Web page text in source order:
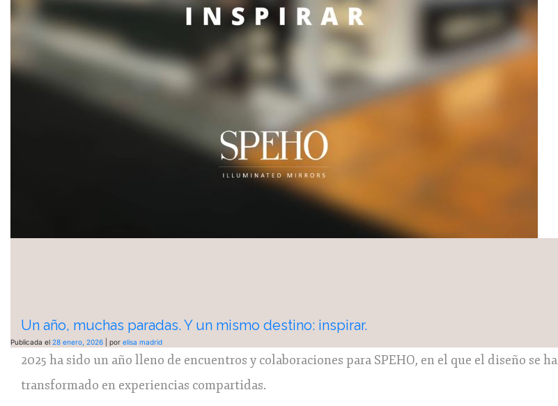
Un año, muchas paradas. Y un mismo destino: inspirar.
Publicada el 28 enero, 2026 por elisa madrid
2025 ha sido un año lleno de encuentros y colaboraciones para SPEHO, en el que el diseño se ha
transformado en experiencias compartidas.